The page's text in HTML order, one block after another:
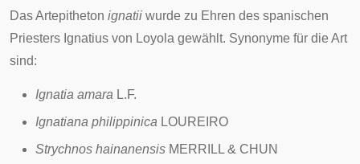
Das Artepitheton ignatii wurde zu Ehren des spanischen
Priesters Ignatius von Loyola gewählt. Synonyme für die Art
sind:
Ignatia amara L.F.
Ignatiana philippinica LOUREIRO
Strychnos hainanensis MERRILL & CHUN